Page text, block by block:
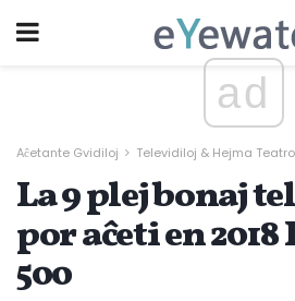
ad
Aĉetante Gvidiloj Televidiloj & Hejma Teatro
La 9 plej bonaj
por aĉeti en 2018
500